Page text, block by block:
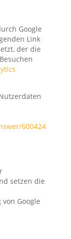
Google
Link
der die
600424
setzen die
Google